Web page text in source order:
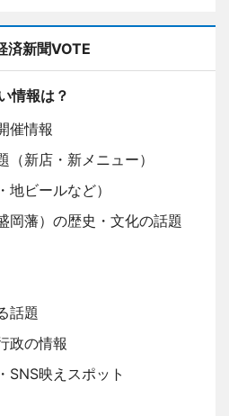
済新聞VOTE
情報は？
催情報
新店・新メニュー）
地ビールなど）
岡藩）の歴史・文化の話題
話題
政の情報
SNS映えスポット